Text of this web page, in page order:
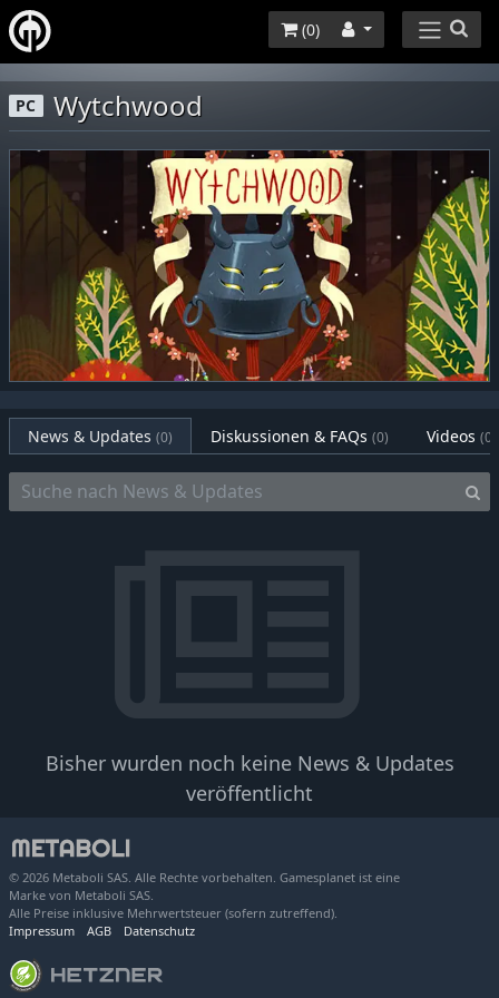
(0)
PC Wytchwood
News & Updates (0) Diskussionen & FAQs (0) Videos (0)
Bisher wurden noch keine News & Updates
veröffentlicht
© 2026 Metaboli SAS. Alle Rechte vorbehalten. Gamesplanet ist eine
Marke von Metaboli SAS.
Alle Preise inklusive Mehrwertsteuer (sofern zutreffend).
Impressum
AGB Datenschutz